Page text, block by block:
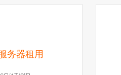
务器租用